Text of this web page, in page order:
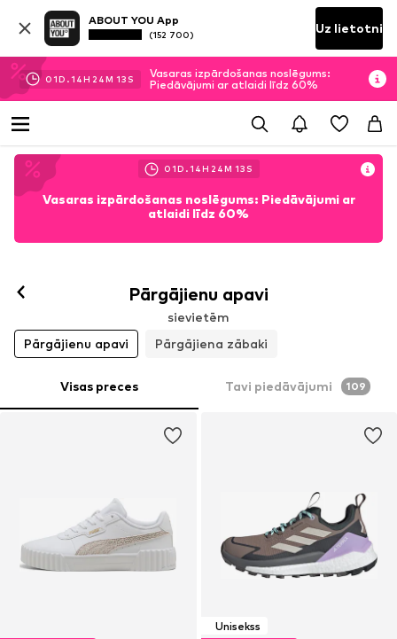
ABOUT YOU App
(152 700) Uz lietotni
01D.14H 24M 12 S
Vasaras izpārdošanas noslēgums:
Piedāvājumi ar atlaidi līdz 60%
01D.14H 24M 12 S
Vasaras izpārdošanas noslēgums: Piedāvājumi ar
atlaidi līdz 60%
Pārgājienu apavi
sievietēm
Pārgājienu apavi
Pārgājiena zābaki
Visas preces Tavi piedāvājumi 109
Unisekss